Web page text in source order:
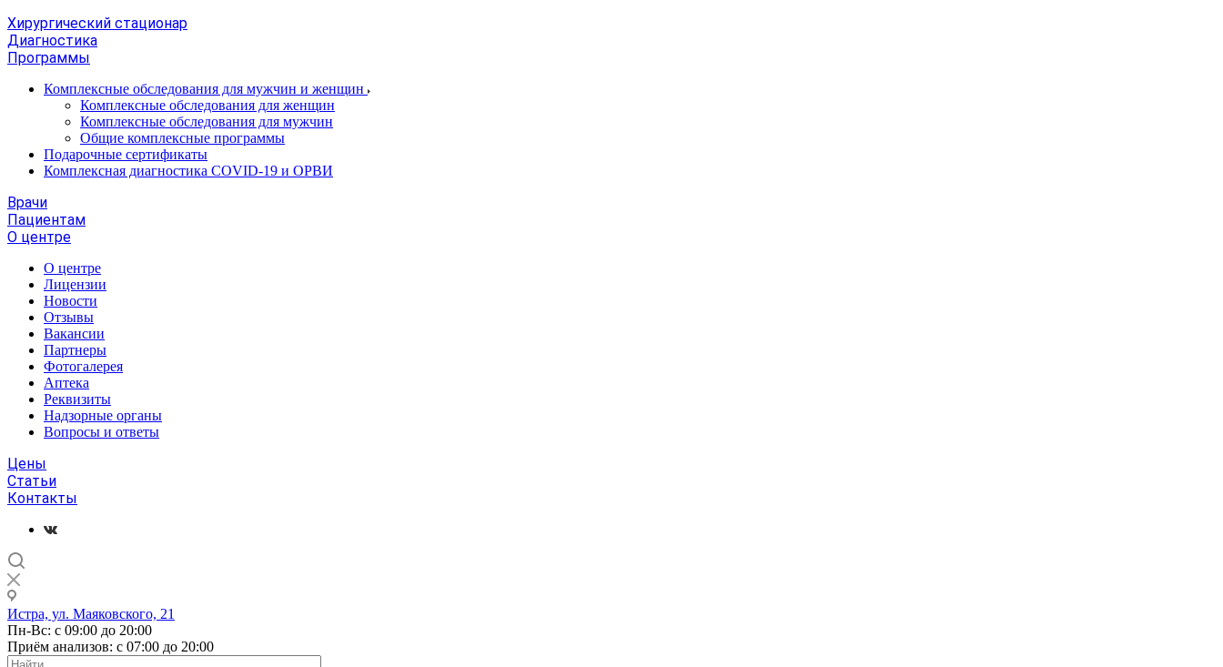
Хирургический стационар
Диагностика
Программы
Комплексные обследования для мужчин и женщин
Комплексные обследования для женщин
Комплексные обследования для мужчин
Общие комплексные программы
Подарочные сертификаты
Комплексная диагностика COVID-19 и ОРВИ
Врачи
Пациентам
О центре
О центре
Лицензии
Новости
Отзывы
Вакансии
Партнеры
Фотогалерея
Аптека
Реквизиты
Надзорные органы
Вопросы и ответы
Цены
Статьи
Контакты
Истра, ул. Маяковского, 21
Пн-Вс: с 09:00 до 20:00
Приём анализов: с 07:00 до 20:00